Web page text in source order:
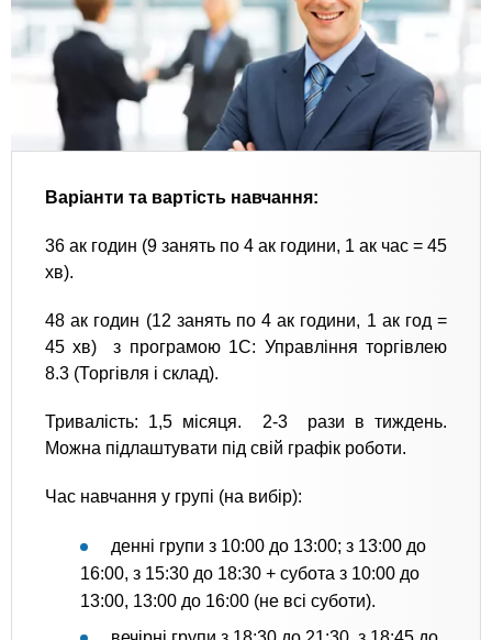
Варіанти та вартість навчання:
36 ак годин (9 занять по 4 ак години, 1 ак час = 45
хв).
48 ак годин (12 занять по 4 ак години, 1 ак год =
45 хв) з програмою 1С: Управління торгівлею
8.3 (Торгівля і склад).
Тривалість: 1,5 місяця. 2-3 рази в тиждень.
Можна підлаштувати під свій графік роботи.
Час навчання у групі (на вибір):
денні групи з 10:00 до 13:00; з 13:00 до
16:00, з 15:30 до 18:30 + субота з 10:00 до
13:00, 13:00 до 16:00 (не всі суботи).